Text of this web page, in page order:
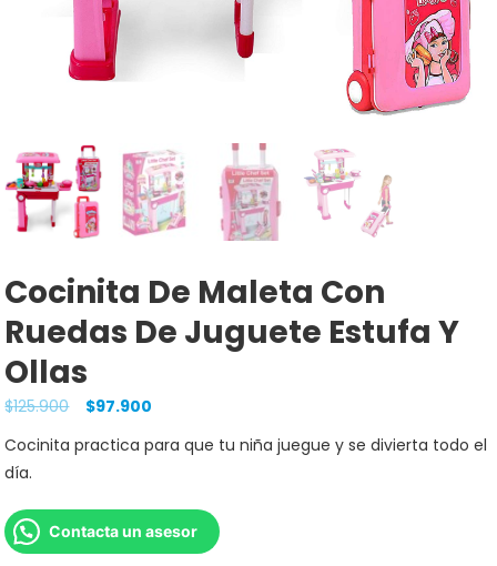
Cocinita De Maleta Con
Ruedas De Juguete Estufa Y
Ollas
$125.900 $97.900
Cocinita practica para que tu niña juegue y se divierta todo el
día.
Contacta un asesor